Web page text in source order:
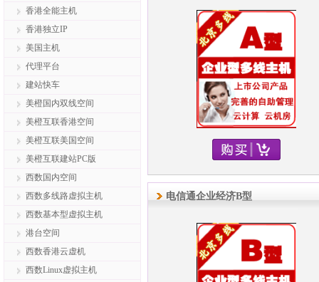
香港全能主机
香港独立IP
美国主机
代理平台
建站快车
美橙国内双线空间
美橙互联香港空间
美橙互联美国空间
美橙互联建站PC版
西数国内空间
西数多线路虚拟主机
西数基本型虚拟主机
港台空间
西数香港云虚机
西数Linux虚拟主机
电信通企业经济B型